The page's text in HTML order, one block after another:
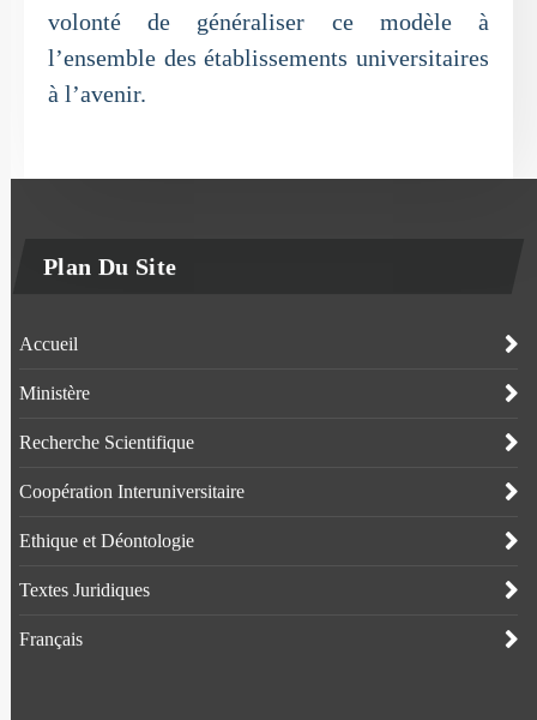
volonté de généraliser ce modèle à
l’ensemble des établissements universitaires
à l’avenir.
Plan Du Site
Accueil
Ministère
Recherche Scientifique
Coopération Interuniversitaire
Ethique et Déontologie
Textes Juridiques
Français